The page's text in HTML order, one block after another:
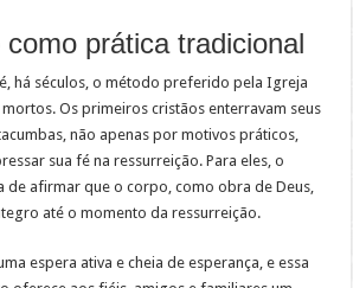
prática tradicional
há séculos, o método preferido pela Igreja
Os primeiros cristãos enterravam seus
não apenas por motivos práticos,
sua fé na ressurreição. Para eles, o
de afirmar que o corpo, como obra de Deus,
até o momento da ressurreição.
espera ativa e cheia de esperança, e essa